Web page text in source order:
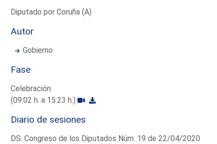
Diputado por Coruña (A)
Autor
Gobierno
Fase
Celebración
(09:02 h. a 15:23 h.)
Diario de sesiones
DS. Congreso de los Diputados Núm. 19 de 22/04/2020